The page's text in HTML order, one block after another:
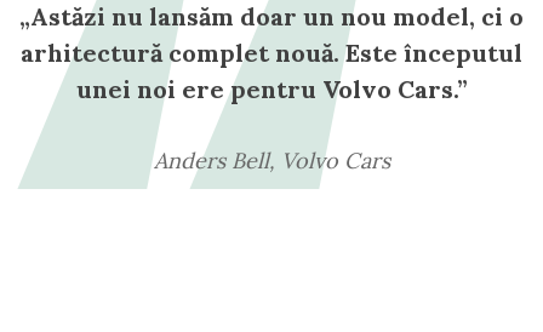
„Astăzi nu lansăm doar un nou model, ci o
arhitectură complet nouă. Este începutul
unei noi ere pentru Volvo Cars.”
Anders Bell, Volvo Cars